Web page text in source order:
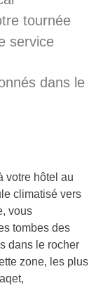
tournée
service
dans le
votre hôtel au
climatisé vers
vous
tombes des
dans le rocher
zone, les plus